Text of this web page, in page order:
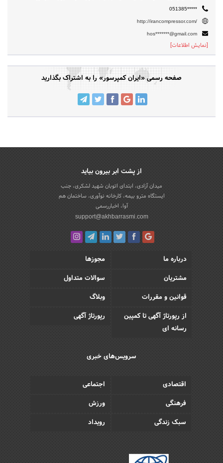
051385*****
http://irancompressor.com/
hos*******@gmail.com
[نمایش اطلاعات]
صفحه رسمی «ایران کمپرسور» را به اشتراک بگذارید
از پشت ابر بیرون بیاید
میدان آزادی، ابتدای اتوبان شهید لشکری، جنب
ایستگاه مترو بیمه، کارخانه نوآوری، ساختمان هم
آوا، اخباررسمی
support@akhbarrasmi.com
درباره ما
مجوزها
مشتریان
سوالات متداول
قوانین و مقررات
وبلاگ
از رپورتاژ آگهی تا کمپین
رسانه ای
رپورتاژ آگهی
سرویس‌های خبری
اقتصادی
اجتماعی
فرهنگی
ورزش
سبک زندگی
رویداد